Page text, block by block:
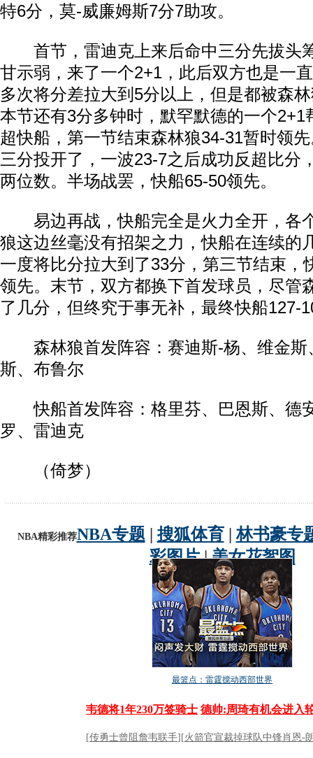
特6分，莫-威廉姆斯7分7助攻。
首节，雷迪克上来后命中三分先拔头
甘示弱，来了一个2+1，此后双方也是一
多次将分差拉大到5分以上，但是都被森
本节还有3分多钟时，默罕默德的一个2+1
超快船，第一节结束森林狼34-31暂时领
三分投开了，一波23-7之后成功反超比分
两位数。半场战罢，快船65-50领先。
易边再战，快船完全是火力全开，各
狼这边丝毫没有招架之力，快船在连续的
一度将比分拉大到了33分，第三节结束，
领先。末节，双方都换下首发球员，尽管
了几分，但终究于事无补，最终快船127-
森林狼首发阵容：赛迪斯-杨、维金斯
斯、布鲁尔
快船首发阵容：格里芬、巴恩斯、德
罗、雷迪克
（倚梦）